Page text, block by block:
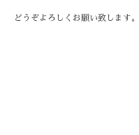
どうぞよろしくお願い致します。